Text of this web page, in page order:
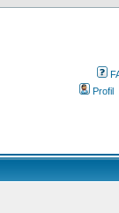
Profil